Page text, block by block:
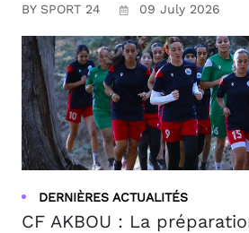
BY SPORT 24 09 July 2026
DERNIÈRES ACTUALITÉS
CF AKBOU : La